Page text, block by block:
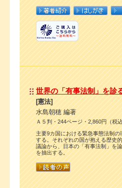
世界の「有事法制」を診
[憲法]
水島朝穂 編著
Ａ５判・244ページ・2,860円（税
主要9カ国における緊急事態法制
する。それぞれの国が抱える歴史
議論から、日本の「有事法制」を
を抽出する。